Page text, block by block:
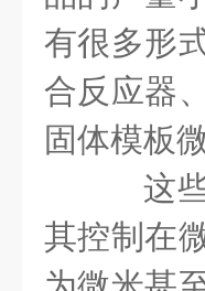
有很多形
合反应器
固体模板
这些
其控制在